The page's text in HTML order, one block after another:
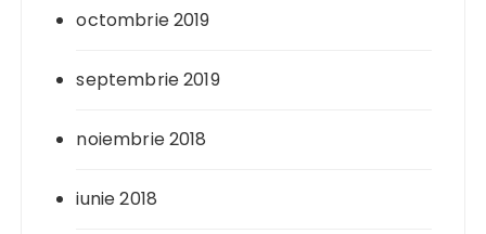
octombrie 2019
septembrie 2019
noiembrie 2018
iunie 2018